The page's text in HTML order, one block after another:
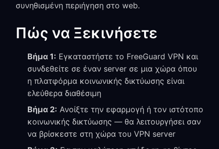
συνηθισμένη περιήγηση στο web.
Πώς να Ξεκινήσετε
Βήμα 1: Εγκαταστήστε το FreeGuard VPN και
συνδεθείτε σε έναν server σε μια χώρα όπου
η πλατφόρμα κοινωνικής δικτύωσης είναι
ελεύθερα διαθέσιμη
Βήμα 2: Ανοίξτε την εφαρμογή ή τον ιστότοπο
κοινωνικής δικτύωσης — θα λειτουργήσει σαν
να βρίσκεστε στη χώρα του VPN server